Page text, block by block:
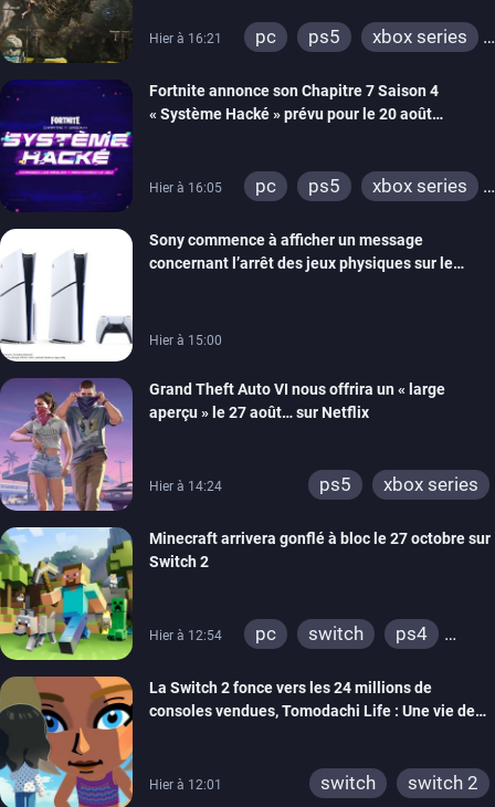
Hier à 16:21 pc ps5
xbox series
Fortnite annonce son Chapitre 7 Saison 4
« Système Hacké » prévu pour le 20 août
Hier à 16:05 pc ps5
xbox series
ps4
xbox one
switch 2
Sony commence à afficher un message
concernant l’arrêt des jeux physiques sur le
Hier à 15:00
Grand Theft Auto VI nous offrira un « large
aperçu » le 27 août… sur Netflix
Hier à 14:24 ps5 xbox series
Minecraft arrivera gonflé à bloc le 27 octobre sur
Switch 2
Hier à 12:54 pc switch
ps4
wiiu
3ds
ps3
xbox 360
switch 2
La Switch 2 fonce vers les 24 millions de
consoles vendues, Tomodachi Life : Une vie de
Hier à 12:01 switch switch 2